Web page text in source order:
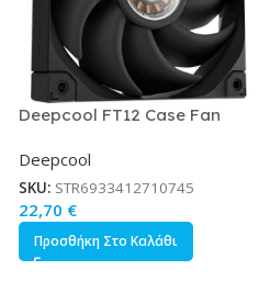
Deepcool FT12 Case Fan
Deepcool
SKU: STR6933412710745
22,70 €
Προσθήκη Στο Καλάθι